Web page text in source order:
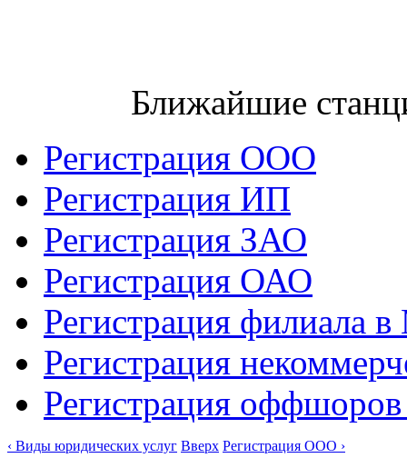
Ближайшие
Регистрация ООО
Регистрация ИП
Регистрация ЗАО
Регистрация ОАО
Регистрация филиала
Регистрация
Регистрация
‹ Виды юридических услуг Вверх Регистрация ООО ›